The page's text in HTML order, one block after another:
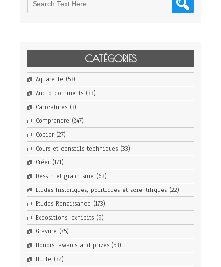
CATÉGORIES
Aquarelle (53)
Audio comments (33)
Caricatures (3)
Comprendre (247)
Copier (27)
Cours et conseils techniques (33)
Créer (171)
Dessin et graphisme (63)
Etudes historiques, politiques et scientifiques (22)
Etudes Renaissance (173)
Expositions, exhibits (9)
Gravure (75)
Honors, awards and prizes (53)
Huile (32)